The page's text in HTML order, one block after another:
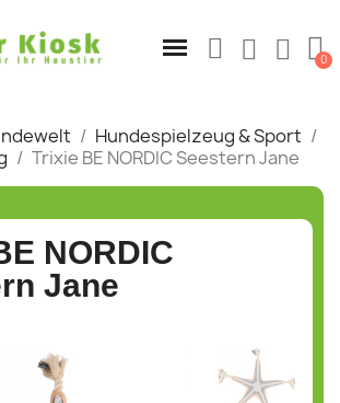
Hundespielzeug & Sport
Trixie BE NORDIC Seestern Jane
NORDIC
Jane